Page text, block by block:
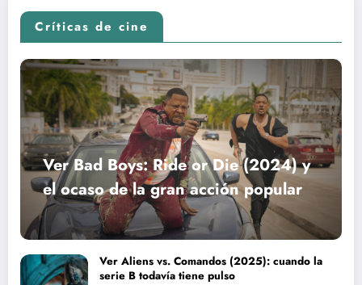
Críticas de cine
Ver Bad Boys: Ride or Die (2024) y
el ocaso de la gran acción popular
Ver Aliens vs. Comandos (2025): cuando la
serie B todavía tiene pulso